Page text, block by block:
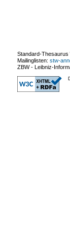
Standard-
Mailinglisten: stw-
ZBW - Leibniz-